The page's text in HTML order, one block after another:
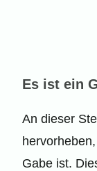
Es ist ein
An dieser
Gabe ist.